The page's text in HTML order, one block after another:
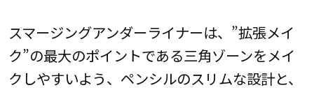
スマージングアンダーライナーは、”拡張メイ
ク”の最大のポイントである三角ゾーンをメイ
クしやすいよう、ペンシルのスリムな設計と、